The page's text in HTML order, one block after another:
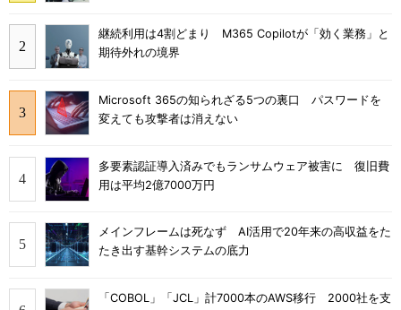
継続利用は4割どまり M365 Copilotが「効く業務」と
期待外れの境界
Microsoft 365の知られざる5つの裏口 パスワードを
変えても攻撃者は消えない
多要素認証導入済みでもランサムウェア被害に 復旧費
用は平均2億7000万円
メインフレームは死なず AI活用で20年来の高収益をた
たき出す基幹システムの底力
「COBOL」「JCL」計7000本のAWS移行 2000社を支